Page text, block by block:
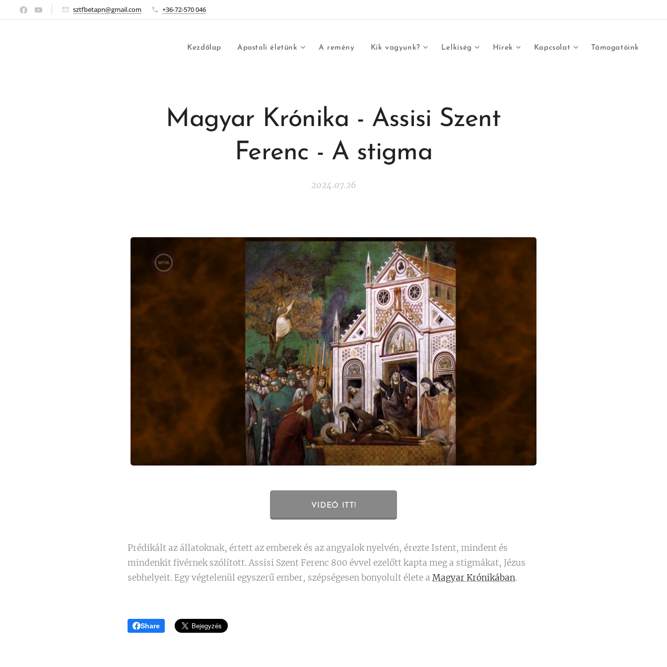
sztfbetapn@gmail.com +36-72-570 046
Kezdőlap Apostoli életünk A remény Kik vagyunk? Lelkiség Hírek Kapcsolat Támogatóink
Magyar Krónika - Assisi Szent
Ferenc - A stigma
2024.07.26
VIDEÓ ITT!
Prédikált az állatoknak, értett az emberek és az angyalok nyelvén, érezte Istent, mindent és
mindenkit fivérnek szólított. Assisi Szent Ferenc 800 évvel ezelőtt kapta meg a stigmákat, Jézus
sebhelyeit. Egy végtelenül egyszerű ember, szépségesen bonyolult élete a Magyar Krónikában.
Share